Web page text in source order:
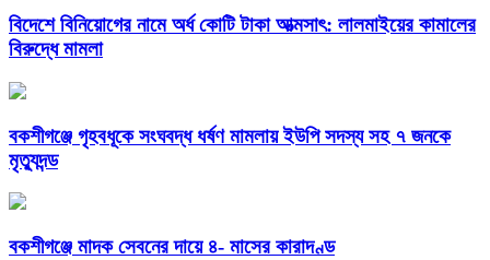
বিদেশে বিনিয়োগের নামে অর্ধ কোটি টাকা আত্মসাৎ: লালমাইয়ের কামালের
বিরুদ্ধে মামলা
বকশীগঞ্জে গৃহবধূকে সংঘবদ্ধ ধর্ষণ মামলায় ইউপি সদস্য সহ ৭ জনকে
মৃত্যুদন্ড
বকশীগঞ্জে মাদক সেবনের দায়ে ৪- মাসের কারাদণ্ড